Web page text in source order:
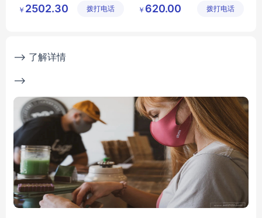
自行车 单车
限公司
￥ 2502.30 拨打电话
有限公司
￥ 620.00 拨打电话
--> 了解详情
-->